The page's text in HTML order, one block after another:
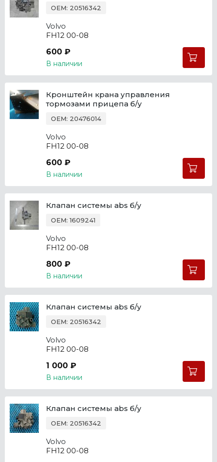
OEM: 20516342
Volvo
FH12 00-08
600 ₽
В наличии
Кронштейн крана управления
тормозами прицепа б/у
OEM: 20476014
Volvo
FH12 00-08
600 ₽
В наличии
Клапан системы abs б/у
OEM: 1609241
Volvo
FH12 00-08
800 ₽
В наличии
Клапан системы abs б/у
OEM: 20516342
Volvo
FH12 00-08
1 000 ₽
В наличии
Клапан системы abs б/у
OEM: 20516342
Volvo
FH12 00-08